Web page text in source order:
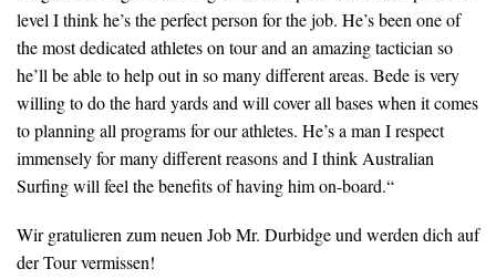
level I think he’s the perfect person for the job. He’s been one of
the most dedicated athletes on tour and an amazing tactician so
he’ll be able to help out in so many different areas. Bede is very
willing to do the hard yards and will cover all bases when it comes
to planning all programs for our athletes. He’s a man I respect
immensely for many different reasons and I think Australian
Surfing will feel the benefits of having him on-board.“
Wir gratulieren zum neuen Job Mr. Durbidge und werden dich auf
der Tour vermissen!